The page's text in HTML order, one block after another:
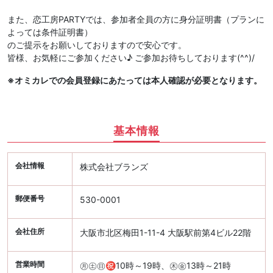
また、恋工房PARTYでは、参加者全員の方に身分証明書（プランに
よっては条件証明書）
のご提示をお願いしておりますので安心です。
皆様、お気軽にご参加ください♪ ご参加お待ちしております(^^)/
※オミカレでの会員登録にあたっては本人確認が必要となります。
基本情報
会社情報 株式会社ブランズ
郵便番号 530-0001
会社住所 大阪市北区梅田1-11-4 大阪駅前第4ビル22階
営業時間 ㊊㊏㊐㊗10時～19時、㊍㊎13時～21時